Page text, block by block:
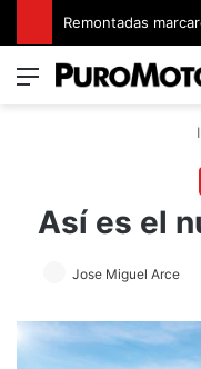
Menú
Así es el
Jose Miguel Arce